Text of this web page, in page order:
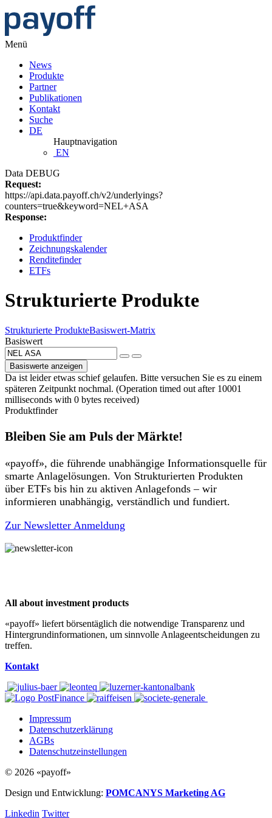
Menü
News
Produkte
Partner
Publikationen
Kontakt
Suche
DE
Hauptnavigation
EN
Data DEBUG
Request:
https://api.data.payoff.ch/v2/underlyings?
counters=true&keyword=NEL+ASA
Response:
Produktfinder
Zeichnungskalender
Renditefinder
ETFs
Strukturierte Produkte
Strukturierte ProdukteBasiswert-Matrix
Basiswert
Basiswerte anzeigen
Da ist leider etwas schief gelaufen. Bitte versuchen Sie es zu einem
späteren Zeitpunkt nochmal. (Operation timed out after 10001
milliseconds with 0 bytes received)
Produktfinder
Bleiben Sie am Puls der Märkte!
«payoff», die führende unabhängige Informationsquelle für
smarte Anlagelösungen. Von Strukturierten Produkten
über ETFs bis hin zu aktiven Anlagefonds – wir
informieren unabhängig, verständlich und fundiert.
Zur Newsletter Anmeldung
All about investment products
«payoff» liefert börsentäglich die notwendige Transparenz und
Hintergrundinformationen, um sinnvolle Anlageentscheidungen zu
treffen.
Kontakt
Impressum
Datenschutzerklärung
AGBs
Datenschutzeinstellungen
© 2026 «payoff»
Design und Entwicklung: POMCANYS Marketing AG
Linkedin Twitter